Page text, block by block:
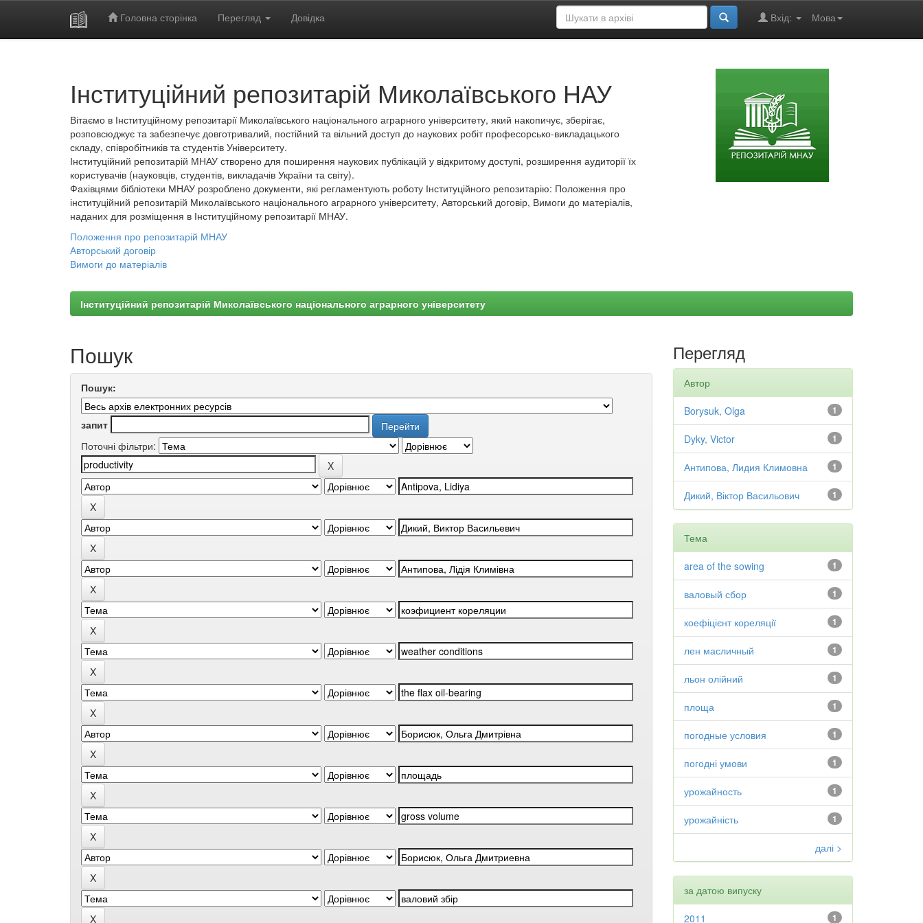
Головна сторінка Перегляд Довідка Мова
Вхід:
Інституційний репозитарій Миколаївського НАУ
Вітаємо в Інституційному репозитарії Миколаївського національного аграрного університету, який накопичує, зберігає,
розповсюджує та забезпечує довготривалий, постійний та вільний доступ до наукових робіт професорсько-викладацького
складу, співробітників та студентів Університету.
Інституційний репозитарій МНАУ створено для поширення наукових публікацій у відкритому доступі, розширення аудиторії їх
користувачів (науковців, студентів, викладачів України та світу).
Фахівцями бібліотеки МНАУ розроблено документи, які регламентують роботу Інституційного репозитарію: Положення про
інституційний репозитарій Миколаївського національного аграрного університету, Авторський договір, Вимоги до матеріалів,
наданих для розміщення в Інституційному репозитарії МНАУ.
Положення про репозитарій МНАУ
Авторський договір
Вимоги до матеріалів
Інституційний репозитарій Миколаївського національного аграрного університету
Пошук
Пошук:
запит
Поточні фільтри:
Перегляд
Автор
1
Borysuk, Olga
1
Dyky, Victor
1
Антипова, Лидия Климовна
1
Дикий, Віктор Васильович
Тема
1
area of the sowing
1
валовый сбор
1
коефіцієнт кореляції
1
лен масличный
1
льон олійний
1
площа
1
погодные условия
1
погодні умови
1
урожайность
1
урожайність
далі >
за датою випуску
1
2011